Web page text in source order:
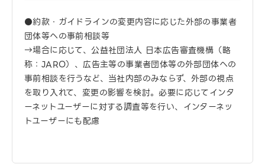
●約款・ガイドラインの変更内容に応じた外部の事業者
団体等への事前相談等
→場合に応じて、公益社団法人 日本広告審査機構（略
称：JARO）、広告主等の事業者団体等の外部団体への
事前相談を行うなど、当社内部のみならず、外部の視点
を取り入れて、変更の影響を検討。必要に応じてインタ
ーネットユーザーに対する調査等を行い、インターネッ
トユーザーにも配慮